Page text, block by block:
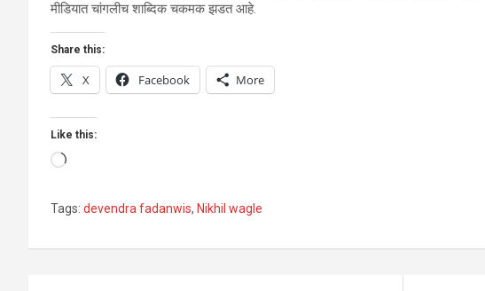
मीडियात चांगलीच शाब्दिक चकमक झडत आहे.
Share this:
X Facebook More
Like this:
Loading…
Tags: devendra fadanwis, Nikhil wagle